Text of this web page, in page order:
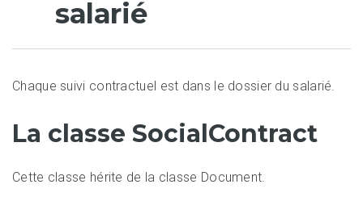
salarié
Chaque suivi contractuel est dans le dossier du salarié.
La classe SocialContract
Cette classe hérite de la classe Document.